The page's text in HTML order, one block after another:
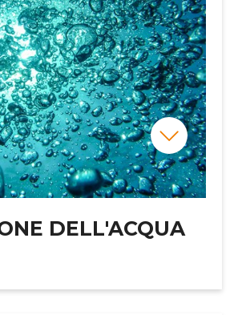
DELL'ACQUA